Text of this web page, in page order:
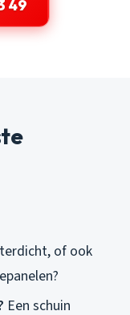
49
of ook
Een schuin